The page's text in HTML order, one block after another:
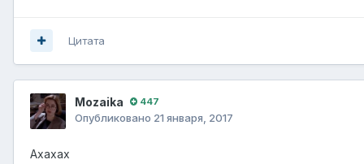
Цитата
Mozaika 447
Опубликовано 21 января, 2017
Ахахах